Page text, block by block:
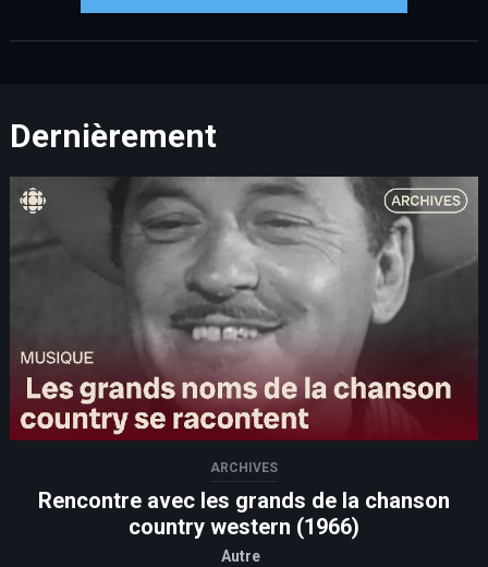
Dernièrement
ARCHIVES
Rencontre avec les grands de la chanson
country western (1966)
Autre